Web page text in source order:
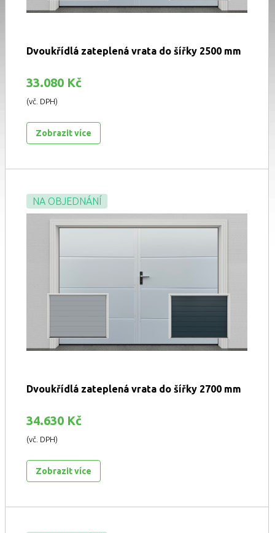
Dvoukřídlá zateplená vrata do šířky 2500 mm
33.080 Kč
(vč. DPH)
Zobrazit více
NA OBJEDNÁNÍ
Dvoukřídlá zateplená vrata do šířky 2700 mm
34.630 Kč
(vč. DPH)
Zobrazit více